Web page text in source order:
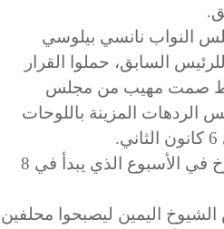
النواب نانسي بيلوسي
السابق، حملوا القرار
وسط صمت مهيب من مجلس
الردهات المزينة باللوحات
وستبدأ محاكمة ترمب في مجلس الشيوخ في الأسبوع الذي يبدأ في 8
اليمين ليصبحوا محلفين